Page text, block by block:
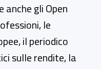
anche gli Open
le
il periodico
sulle rendite, la